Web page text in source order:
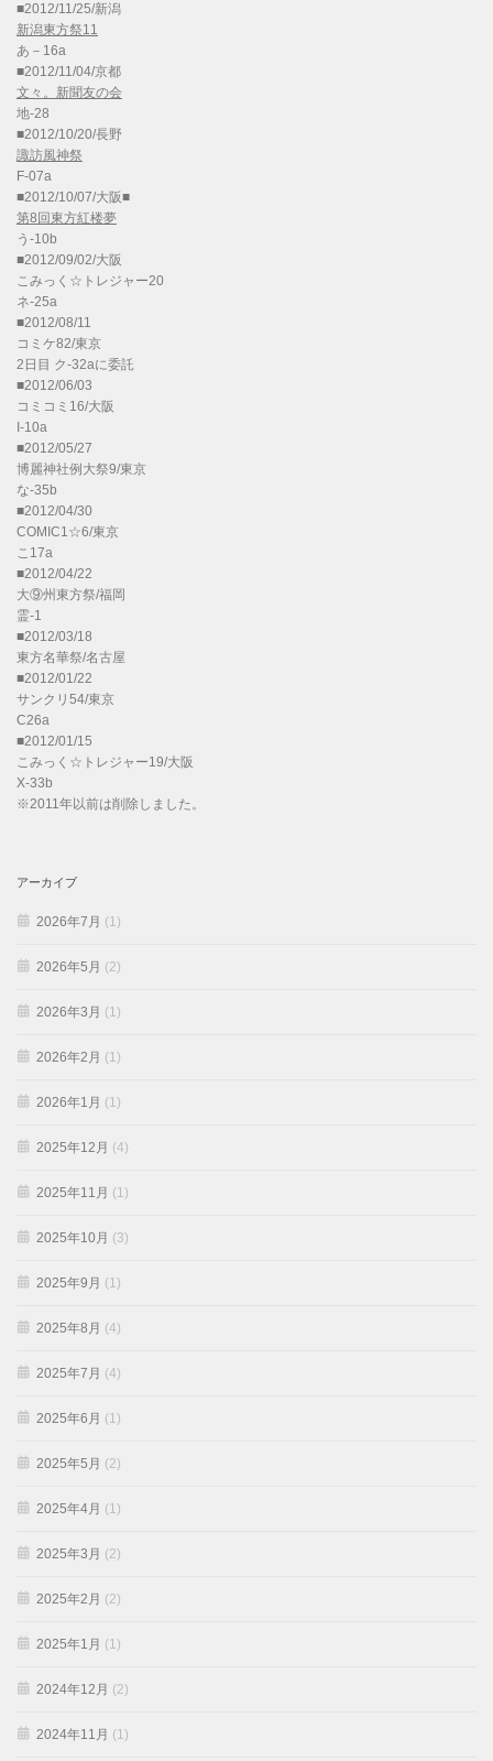
■2012/11/25/新潟
新潟東方祭11
あ－16a
■2012/11/04/京都
文々。新聞友の会
地-28
■2012/10/20/長野
諏訪風神祭
F-07a
■2012/10/07/大阪■
第8回東方紅楼夢
う-10b
■2012/09/02/大阪
こみっく☆トレジャー20
ネ-25a
■2012/08/11
コミケ82/東京
2日目 ク-32aに委託
■2012/06/03
コミコミ16/大阪
I-10a
■2012/05/27
博麗神社例大祭9/東京
な-35b
■2012/04/30
COMIC1☆6/東京
こ17a
■2012/04/22
大⑨州東方祭/福岡
霊-1
■2012/03/18
東方名華祭/名古屋
■2012/01/22
サンクリ54/東京
C26a
■2012/01/15
こみっく☆トレジャー19/大阪
X-33b
※2011年以前は削除しました。
アーカイブ
2026年7月 (1)
2026年5月 (2)
2026年3月 (1)
2026年2月 (1)
2026年1月 (1)
2025年12月 (4)
2025年11月 (1)
2025年10月 (3)
2025年9月 (1)
2025年8月 (4)
2025年7月 (4)
2025年6月 (1)
2025年5月 (2)
2025年4月 (1)
2025年3月 (2)
2025年2月 (2)
2025年1月 (1)
2024年12月 (2)
2024年11月 (1)